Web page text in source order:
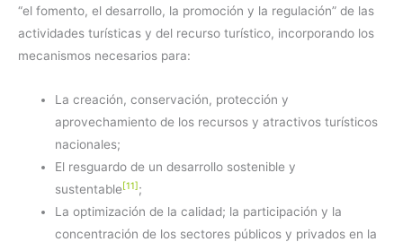
“el fomento, el desarrollo, la promoción y la regulación” de las
actividades turísticas y del recurso turístico, incorporando los
mecanismos necesarios para:
La creación, conservación, protección y
aprovechamiento de los recursos y atractivos turísticos
nacionales;
El resguardo de un desarrollo sostenible y
sustentable[11];
La optimización de la calidad; la participación y la
concentración de los sectores públicos y privados en la